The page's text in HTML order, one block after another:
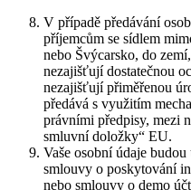
V případě předávání
příjemcům se sídlem
nebo Švýcarsko, do
nezajišťují dostatečnou
nezajišťují přiměřenou
předává s využitím
právními předpisy, mezi
smluvní doložky“ EU.
Vaše osobní údaje
smlouvy o poskytování
nebo smlouvy o demo